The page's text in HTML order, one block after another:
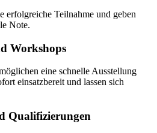
erfolgreiche Teilnahme und geben
Note.
Workshops
eine schnelle Ausstellung
einsatzbereit und lassen sich
Qualifizierungen